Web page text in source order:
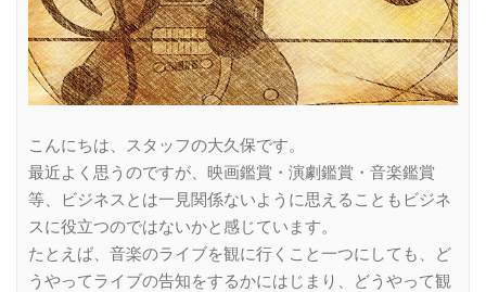
こんにちは、スタッフの大久保です。
最近よく思うのですが、映画鑑賞・演劇鑑賞・音楽鑑賞
等、ビジネスとは一見関係ないように思えることもビジネ
スに役立つのではないかと感じています。
たとえば、音楽のライブを観に行くこと一つにしても、ど
うやってライブの告知をするかにはじまり、どうやって観